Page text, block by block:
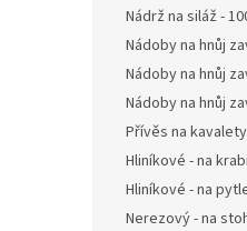
Nádrž na siláž -
Nádoby na hnůj
Nádoby na hnůj
Nádoby na hnůj
Přívěs na kavalety
Hliníkové - na
Hliníkové - na
Nerezový - na